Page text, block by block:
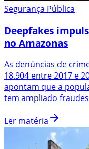
Segurança Pública
Deepfakes
no Amazonas
As denúncias de
18.904 entre 2017 e
apontam que a
tem ampliado
Ler matéria